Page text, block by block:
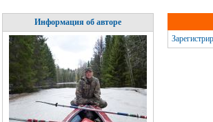
Информация об авторе